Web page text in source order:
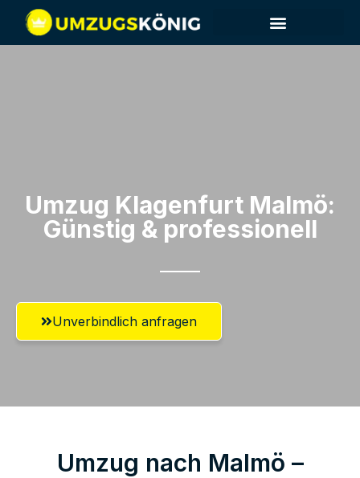
Umzug Klagenfurt​ Malmö:
Günstig & professionell​
Unverbindlich anfragen
Umzug nach Malmö –